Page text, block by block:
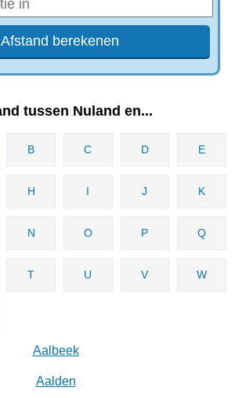
tussen Nuland en...
B C D E
H I J K
N O P Q
T U V W
Aalbeek
Aalden